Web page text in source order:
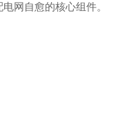
网自愈的核心组件。